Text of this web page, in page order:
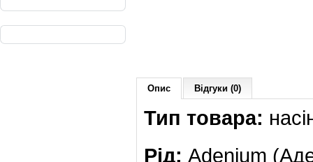
Опис Відгуки (0)
Тип товара:
Рід: Adenium